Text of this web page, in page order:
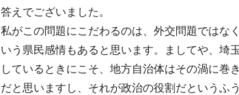
答えでございました。
私がこの問題にこだわるのは、外交問題ではな
いう県民感情もあると思います。ましてや、埼
しているときにこそ、地方自治体はその渦に巻
だと思いますし、それが政治の役割だというふ